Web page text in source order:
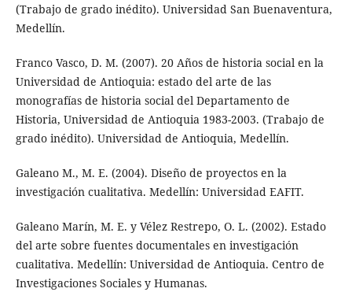
(Trabajo de grado inédito). Universidad San Buenaventura,
Medellín.
Franco Vasco, D. M. (2007). 20 Años de historia social en la
Universidad de Antioquia: estado del arte de las
monografías de historia social del Departamento de
Historia, Universidad de Antioquia 1983-2003. (Trabajo de
grado inédito). Universidad de Antioquia, Medellín.
Galeano M., M. E. (2004). Diseño de proyectos en la
investigación cualitativa. Medellín: Universidad EAFIT.
Galeano Marín, M. E. y Vélez Restrepo, O. L. (2002). Estado
del arte sobre fuentes documentales en investigación
cualitativa. Medellín: Universidad de Antioquia. Centro de
Investigaciones Sociales y Humanas.